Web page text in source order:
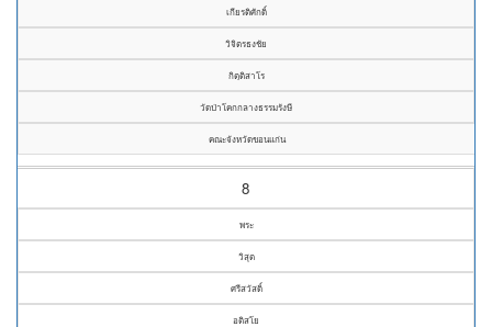
เกียรติศักดิ์
วิจิตรธงชัย
กิตฺติสาโร
วัดป่าโคกกลางธรรมรังษี
คณะจังหวัดขอนแก่น
8
พระ
วิสุต
ศรีสวัสดิ์
อติสโย